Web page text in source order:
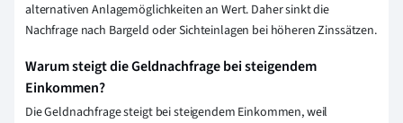
alternativen Anlagemöglichkeiten an Wert. Daher sinkt die
Nachfrage nach Bargeld oder Sichteinlagen bei höheren Zinssätzen.
Warum steigt die Geldnachfrage bei steigendem
Einkommen?
Die Geldnachfrage steigt bei steigendem Einkommen, weil